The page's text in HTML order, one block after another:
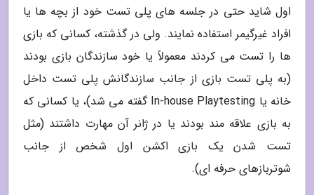
اول شاید حتی در جلسه های پلی تست خود از بچه ها یا
افراد غیرگیمر استفاده نمایند. ولی در گذشته، کسانی که بازی
ها را تست می کردند معمولاً یا خود سازندگان بازی بودند
(به پلی تست بازی از جانب سازندگانش پلی تست داخل
خانه یا In-house Playtesting گفته می شد)، یا کسانی که
به بازی علاقه مند بودند یا در ژانر آن مهارت داشتند (مثل
تست شدن یک بازی اکشن اول شخص از جانب
شوتربازهای حرفه ای).